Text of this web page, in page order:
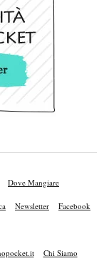
Dove Mangiare
Newsletter Facebook
Chi Siamo